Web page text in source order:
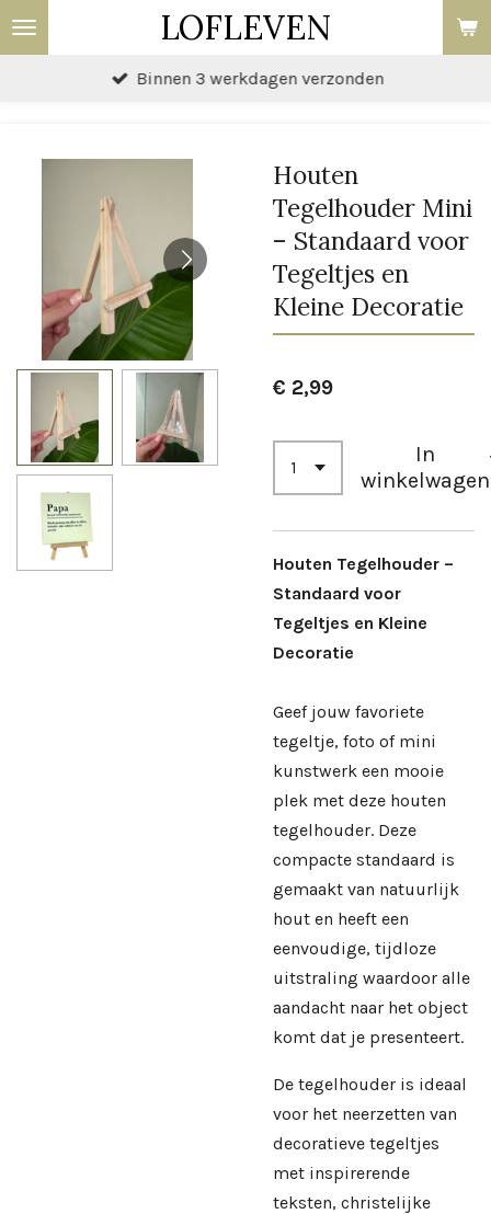
Ga
direct
LOFLEVEN
Binnen 3 werkdagen verzonden
Houten
Tegelhouder Mini
– Standaard voor
Tegeltjes en
Kleine Decoratie
€ 2,99
In
winkelwagen
Houten Tegelhouder –
Standaard voor
Tegeltjes en Kleine
Decoratie
Geef jouw favoriete
tegeltje, foto of mini
kunstwerk een mooie
plek met deze houten
tegelhouder. Deze
compacte standaard is
gemaakt van natuurlijk
hout en heeft een
eenvoudige, tijdloze
uitstraling waardoor alle
aandacht naar het object
komt dat je presenteert.
De tegelhouder is ideaal
voor het neerzetten van
decoratieve tegeltjes
met inspirerende
teksten, christelijke